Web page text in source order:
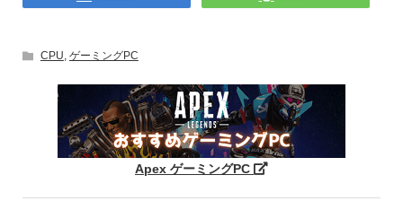
CPU, ゲーミングPC
Apex ゲーミングPC